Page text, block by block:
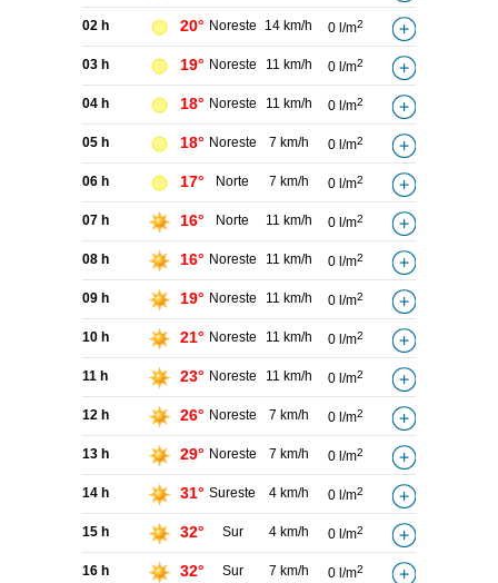
02 h 20° Noreste 14 km/h 0 l/m2
03 h 19° Noreste 11 km/h 0 l/m2
04 h 18° Noreste 11 km/h 0 l/m2
05 h 18° Noreste 7 km/h 0 l/m2
06 h 17° Norte 7 km/h 0 l/m2
07 h 16° Norte 11 km/h 0 l/m2
08 h 16° Noreste 11 km/h 0 l/m2
09 h 19° Noreste 11 km/h 0 l/m2
10 h 21° Noreste 11 km/h 0 l/m2
11 h 23° Noreste 11 km/h 0 l/m2
12 h 26° Noreste 7 km/h 0 l/m2
13 h 29° Noreste 7 km/h 0 l/m2
14 h 31° Sureste 4 km/h 0 l/m2
15 h 32° Sur 4 km/h 0 l/m2
16 h 32° Sur 7 km/h 0 l/m2